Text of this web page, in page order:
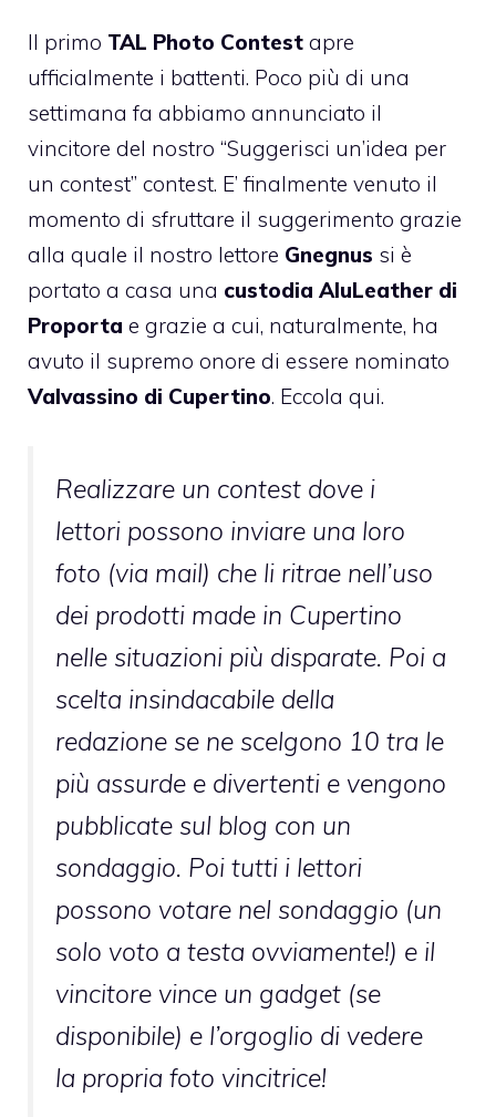
Il primo TAL Photo Contest apre
ufficialmente i battenti. Poco più di una
settimana fa abbiamo annunciato il
vincitore del nostro “Suggerisci un’idea per
un contest” contest. E’ finalmente venuto il
momento di sfruttare il suggerimento grazie
alla quale il nostro lettore Gnegnus si è
portato a casa una custodia AluLeather di
Proporta e grazie a cui, naturalmente, ha
avuto il supremo onore di essere nominato
Valvassino di Cupertino. Eccola qui.
Realizzare un contest dove i
lettori possono inviare una loro
foto (via mail) che li ritrae nell’uso
dei prodotti made in Cupertino
nelle situazioni più disparate. Poi a
scelta insindacabile della
redazione se ne scelgono 10 tra le
più assurde e divertenti e vengono
pubblicate sul blog con un
sondaggio. Poi tutti i lettori
possono votare nel sondaggio (un
solo voto a testa ovviamente!) e il
vincitore vince un gadget (se
disponibile) e l’orgoglio di vedere
la propria foto vincitrice!